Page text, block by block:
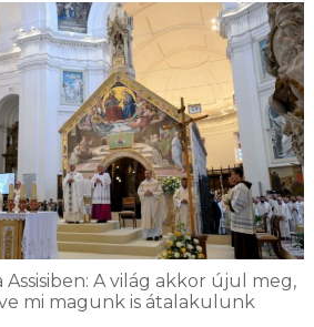
A világ akkor újul meg,
mi magunk is átalakulunk